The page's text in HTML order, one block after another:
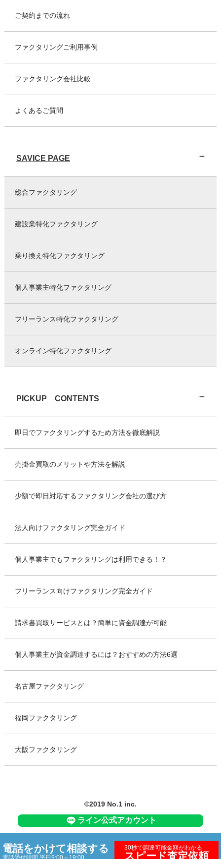
電話をかけて相談する
電話受付時間 平日9:00～19:00
30秒で調達可能金額がわかる
スピード査定依頼
ご契約までの流れ
ファクタリングご利用事例
ファクタリング会社比較
よくあるご質問
SAVICE PAGE
総合ファクタリング
建設業特化ファクタリング
乗り換え特化ファクタリング
個人事業主特化ファクタリング
フリーランス特化ファクタリング
オンライン特化ファクタリング
PICKUP CONTENTS
即日でファクタリングするため方法を徹底解説
売掛金買取のメリットや方法を解説
少額で即日対応するファクタリング会社の選び方
法人向けファクタリング完全ガイド
個人事業主でもファクタリングは利用できる！？
フリーランス向けファクタリング完全ガイド
請求書買取サービスとは？簡単に資金調達が可能
個人事業主が資金調達するには？おすすめの方法6選
名古屋ファクタリング
福岡ファクタリング
大阪ファクタリング
©2019 No.1 inc.
ライン公式アカウント